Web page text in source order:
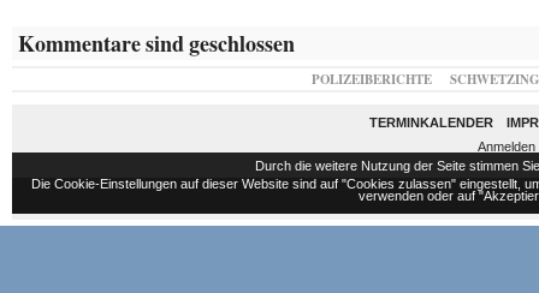
Kommentare sind geschlossen
POLIZEIBERICHTE
TERMINKALENDER
Anmelden
Durch die weitere Nutzung der Seite stimmen
Die Cookie-Einstellungen auf dieser Website sind auf "Cookies zulassen" eingestellt,
verwenden oder auf